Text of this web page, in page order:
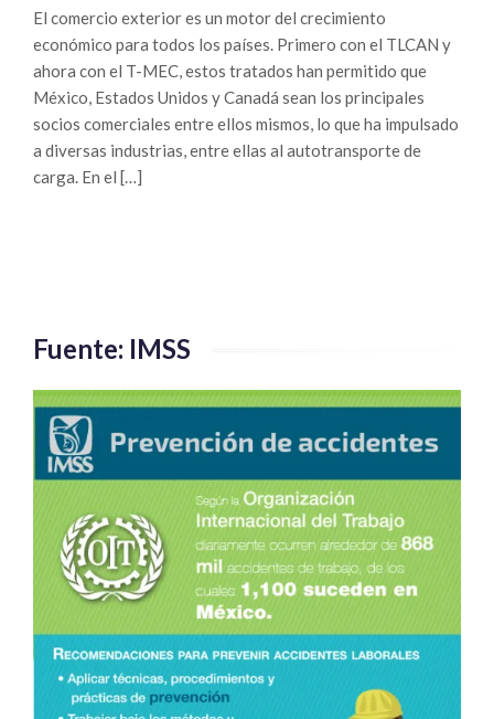
El comercio exterior es un motor del crecimiento
económico para todos los países. Primero con el TLCAN y
ahora con el T-MEC, estos tratados han permitido que
México, Estados Unidos y Canadá sean los principales
socios comerciales entre ellos mismos, lo que ha impulsado
a diversas industrias, entre ellas al autotransporte de
carga. En el […]
Fuente: IMSS